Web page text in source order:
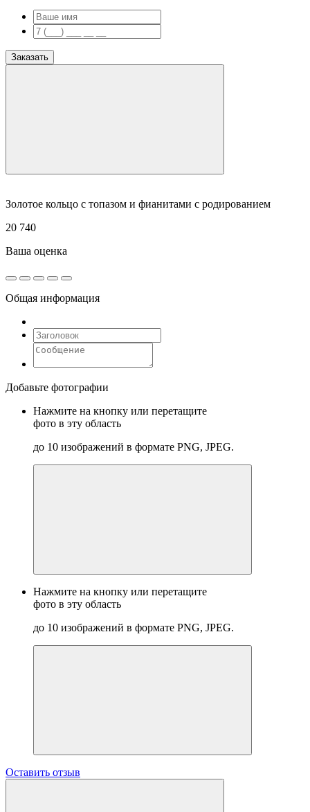
Заказать
Золотое кольцо с топазом и фианитами с родированием
20 740
Ваша оценка
Общая информация
Добавьте фотографии
Нажмите на кнопку или перетащите
фото в эту область
до 10 изображений в формате PNG, JPEG.
Нажмите на кнопку или перетащите
фото в эту область
до 10 изображений в формате PNG, JPEG.
Оставить отзыв